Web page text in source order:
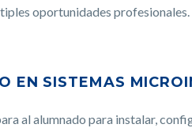
oportunidades profesionales.
EN SISTEMAS
al alumnado para instalar,